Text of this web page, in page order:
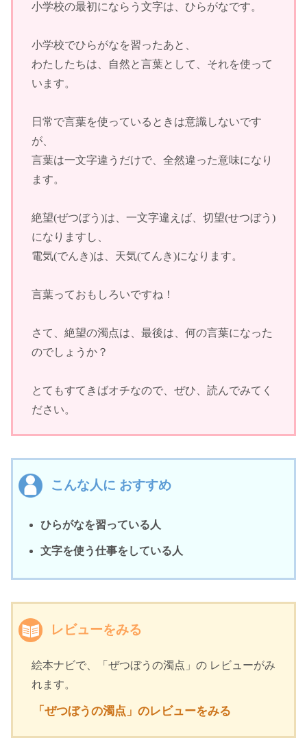
小学校の最初にならう文字は、ひらがなです。
小学校でひらがなを習ったあと、
わたしたちは、自然と言葉として、それを使って
います。
日常で言葉を使っているときは意識しないです
が、
言葉は一文字違うだけで、全然違った意味になり
ます。
絶望(ぜつぼう)は、一文字違えば、切望(せつぼう)
になりますし、
電気(でんき)は、天気(てんき)になります。
言葉っておもしろいですね！
さて、絶望の濁点は、最後は、何の言葉になった
のでしょうか？
とてもすてきばオチなので、ぜひ、読んでみてく
ださい。
こんな人に おすすめ
ひらがなを習っている人
文字を使う仕事をしている人
レビューをみる
絵本ナビで、「ぜつぼうの濁点」の レビューがみ
れます。
「ぜつぼうの濁点」のレビューをみる